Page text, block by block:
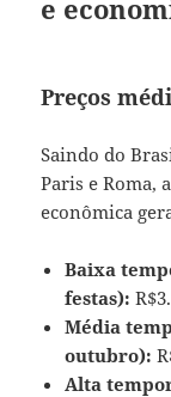
e
Preços
Saindo do
Paris e Roma,
econômica
Baixa
festas):
Média
outubro):
Alta